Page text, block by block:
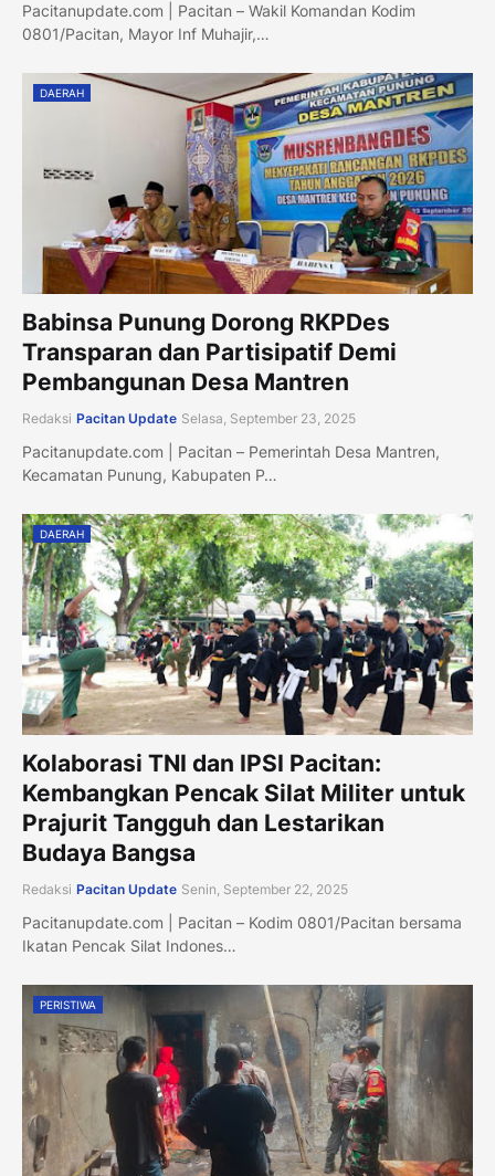
Pacitanupdate.com | Pacitan – Wakil Komandan Kodim
0801/Pacitan, Mayor Inf Muhajir,…
DAERAH
Babinsa Punung Dorong RKPDes
Transparan dan Partisipatif Demi
Pembangunan Desa Mantren
Redaksi Pacitan Update Selasa, September 23, 2025
Pacitanupdate.com | Pacitan – Pemerintah Desa Mantren,
Kecamatan Punung, Kabupaten P…
DAERAH
Kolaborasi TNI dan IPSI Pacitan:
Kembangkan Pencak Silat Militer untuk
Prajurit Tangguh dan Lestarikan
Budaya Bangsa
Redaksi Pacitan Update Senin, September 22, 2025
Pacitanupdate.com | Pacitan – Kodim 0801/Pacitan bersama
Ikatan Pencak Silat Indones…
PERISTIWA